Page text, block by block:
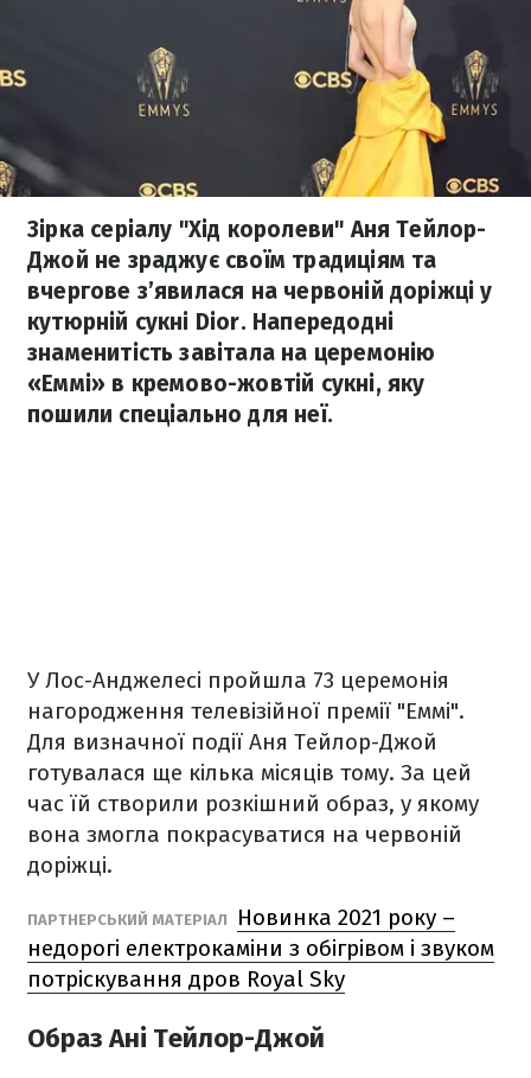
Зірка серіалу "Хід королеви" Аня Тейлор-
Джой не зраджує своїм традиціям та
вчергове з’явилася на червоній доріжці у
кутюрній сукні Dior. Напередодні
знаменитість завітала на церемонію
«Еммі» в кремово-жовтій сукні, яку
пошили спеціально для неї.
У Лос-Анджелесі пройшла 73 церемонія
нагородження телевізійної премії "Еммі".
Для визначної події Аня Тейлор-Джой
готувалася ще кілька місяців тому. За цей
час їй створили розкішний образ, у якому
вона змогла покрасуватися на червоній
доріжці.
ПАРТНЕРСЬКИЙ МАТЕРІАЛ
Новинка 2021 року –
недорогі електрокаміни з обігрівом і звуком
потріскування дров Royal Sky
Образ Ані Тейлор-Джой